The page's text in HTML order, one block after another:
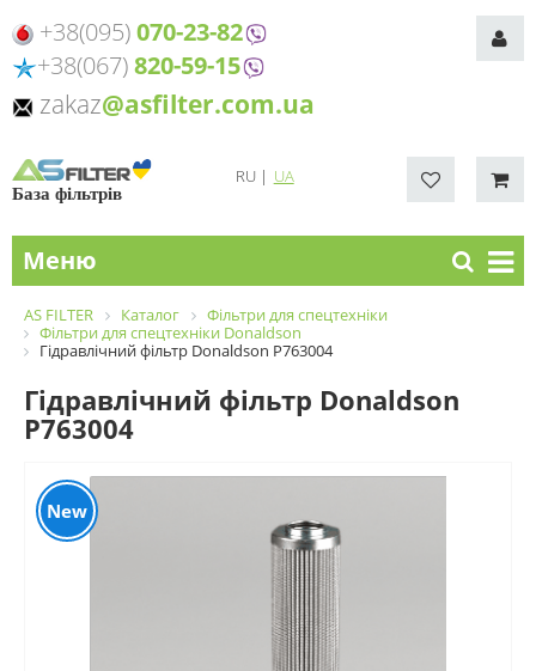
+38(095)070-23-82
+38(067)820-59-15
zakaz@asfilter.com.ua
База фільтрів
RU | UA
Меню
AS FILTER Каталог
Фільтри для спецтехніки
Фільтри для спецтехніки Donaldson
Гідравлічний фільтр Donaldson P763004
Гідравлічний фільтр Donaldson
P763004
New